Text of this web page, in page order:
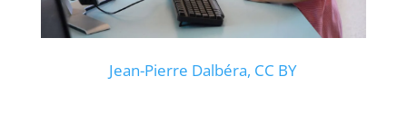
Jean-Pierre Dalbéra, CC BY